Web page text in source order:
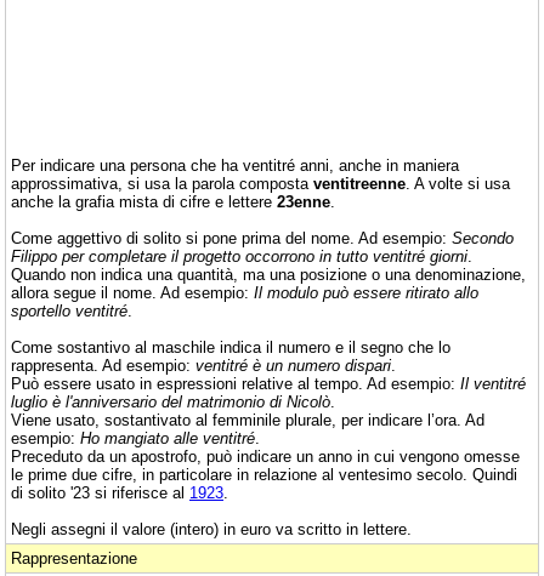
Per indicare una persona che ha ventitré anni, anche in maniera
approssimativa, si usa la parola composta ventitreenne . A volte si usa
anche la grafia mista di cifre e lettere 23enne
Come aggettivo di solito si pone prima del nome. Ad esempio: Secondo
Filippo per completare il progetto occorrono in tutto ventitré giorni
Quando non indica una quantità, ma una posizione o una denominazione,
allora segue il nome. Ad esempio: Il modulo può essere ritirato allo
sportello ventitré
Come sostantivo al maschile indica il numero e il segno che lo
rappresenta. Ad esempio: ventitré è un numero dispari
Può essere usato in espressioni relative al tempo. Ad esempio: Il ventitré
luglio è l'anniversario del matrimonio di Nicolò
Viene usato, sostantivato al femminile plurale, per indicare l’ora. Ad
esempio: Ho mangiato alle ventitré
Preceduto da un apostrofo, può indicare un anno in cui vengono omesse
le prime due cifre, in particolare in relazione al ventesimo secolo. Quindi
di solito '23 si riferisce al 1923
Negli assegni il valore (intero) in euro va scritto in lettere.
Rappresentazione